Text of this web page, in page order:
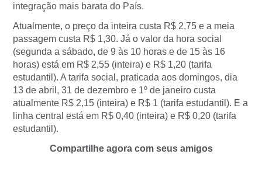
integração mais barata do País.
Atualmente, o preço da inteira custa R$ 2,75 e a meia
passagem custa R$ 1,30. Já o valor da hora social
(segunda a sábado, de 9 às 10 horas e de 15 às 16
horas) está em R$ 2,55 (inteira) e R$ 1,20 (tarifa
estudantil). A tarifa social, praticada aos domingos, dia
13 de abril, 31 de dezembro e 1º de janeiro custa
atualmente R$ 2,15 (inteira) e R$ 1 (tarifa estudantil). E a
linha central está em R$ 0,40 (inteira) e R$ 0,20 (tarifa
estudantil).
Compartilhe agora com seus amigos